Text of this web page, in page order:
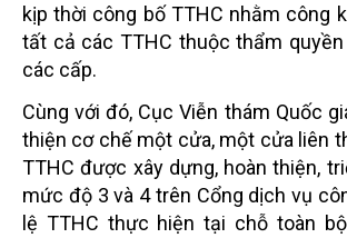
kịp thời công bố TTHC nhằm công
tất cả các TTHC thuộc thẩm
các cấp.
Cùng với đó, Cục Viễn thám Quốc
thiện cơ chế một cửa, một cửa liên
TTHC được xây dựng, hoàn thiện,
mức độ 3 và 4 trên Cổng dịch vụ
lệ TTHC thực hiện tại chỗ toàn